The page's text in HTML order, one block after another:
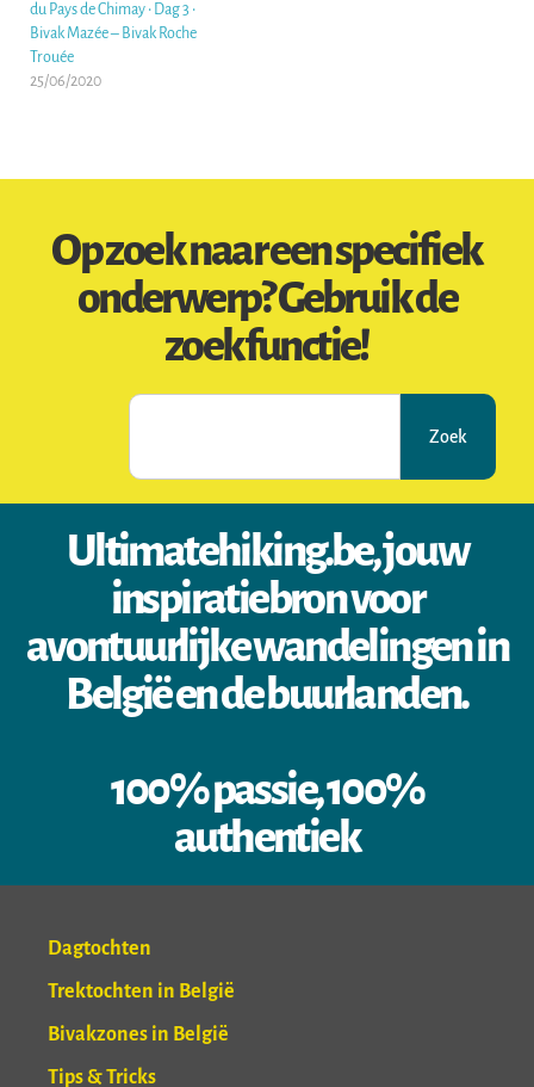
du Pays de Chimay • Dag 3 •
Bivak Mazée – Bivak Roche
Trouée
25/06/2020
Op zoek naar een specifiek
onderwerp? Gebruik de
zoekfunctie!
Zoek
Ultimatehiking.be, jouw
inspiratiebron voor
avontuurlijke wandelingen in
België en de buurlanden.
100% passie, 100%
authentiek
Dagtochten
Trektochten in België
Bivakzones in België
Tips & Tricks